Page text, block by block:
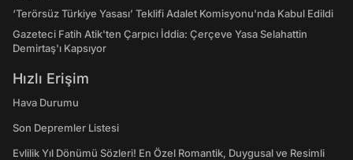
‘Terörsüz Türkiye Yasası’ Teklifi Adalet Komisyonu'nda Kabul Edildi
Gazeteci Fatih Atik'ten Çarpıcı İddia: Çerçeve Yasa Selahattin
Demirtaş'ı Kapsıyor
Hızlı Erişim
Hava Durumu
Son Depremler Listesi
Evlilik Yıl Dönümü Sözleri! En Özel Romantik, Duygusal ve Resimli